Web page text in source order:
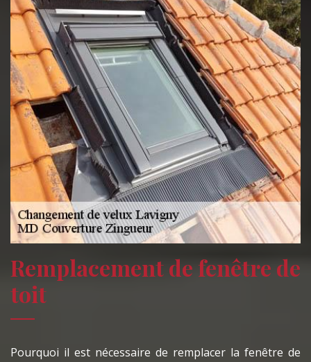
Remplacement de fenêtre de
toit
Pourquoi il est nécessaire de remplacer la fenêtre de